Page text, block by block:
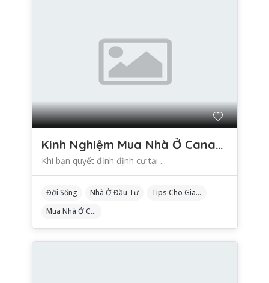
Kinh Nghiệm Mua Nhà Ở Canada Dành Cho Người Mới Định Cư
Khi bạn quyết định định cư tại ...
Đời Sống Nhà Ở Đầu Tư
Tips Cho Gia Đình
Mua Nhà Ở Canada